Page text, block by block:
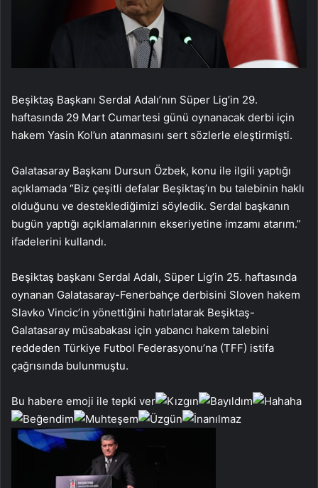
Beşiktaş Başkanı Serdal Adalı’nın Süper Lig’in 29.
haftasında 29 Mart Cumartesi günü oynanacak derbi için
hakem Yasin Kol’un atanmasını sert sözlerle eleştirmişti.
Galatasaray Başkanı Dursun Özbek, konu ile ilgili yaptığı
açıklamada “Biz çeşitli defalar Beşiktaş’ın bu talebinin haklı
olduğunu ve desteklediğimizi söyledik. Serdal başkanın
bugün yaptığı açıklamalarının ekseriyetine imzamı atarım.”
ifadelerini kullandı.
Beşiktaş başkanı Serdal Adalı, Süper Lig’in 25. haftasında
oynanan Galatasaray-Fenerbahçe derbisini Sloven hakem
Slavko Vincic’in yönettiğini hatırlatarak Beşiktaş-
Galatasaray müsabakası için yabancı hakem talebini
reddeden Türkiye Futbol Federasyonu’na (TFF) istifa
çağrısında bulunmuştu.
Bu habere emoji ile tepki ver